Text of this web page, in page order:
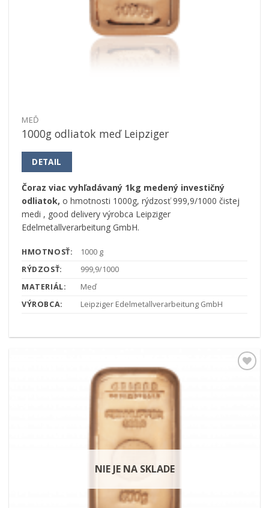
MEĎ
1000g odliatok meď Leipziger
DETAIL
Čoraz viac vyhľadávaný 1kg medený investičný
odliatok, o hmotnosti 1000g, rýdzosť 999,9/1000 čistej
medi , good delivery výrobca Leipziger
Edelmetallverarbeitung GmbH.
HMOTNOSŤ:
1000 g
RÝDZOSŤ:
999,9/1000
MATERIÁL:
Meď
VÝROBCA:
Leipziger Edelmetallverarbeitung GmbH
NIE JE NA SKLADE